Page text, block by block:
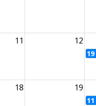
11 12
19
18 19
11